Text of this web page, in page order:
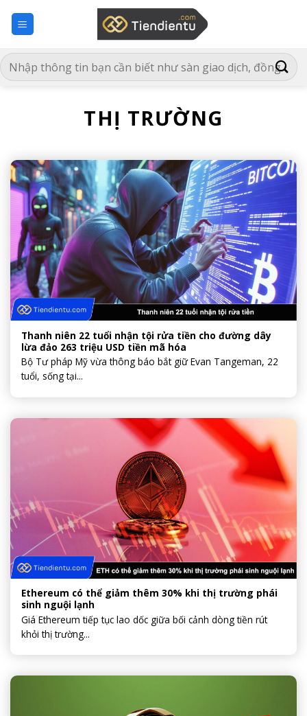
qua
dung
THỊ TRƯỜNG
Thanh niên 22 tuổi nhận tội rửa tiền cho đường dây
lừa đảo 263 triệu USD tiền mã hóa
Bộ Tư pháp Mỹ vừa thông báo bắt giữ Evan Tangeman, 22
tuổi, sống tại...
Ethereum có thể giảm thêm 30% khi thị trường phái
sinh nguội lạnh
Giá Ethereum tiếp tục lao dốc giữa bối cảnh dòng tiền rút
khỏi thị trường...